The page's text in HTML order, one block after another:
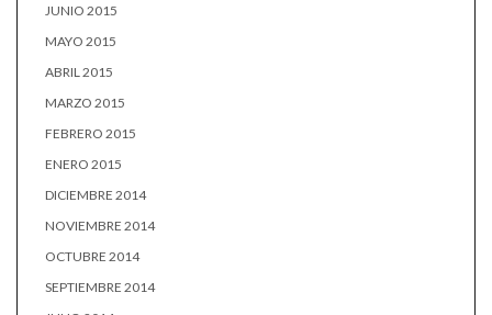
JUNIO 2015
MAYO 2015
ABRIL 2015
MARZO 2015
FEBRERO 2015
ENERO 2015
DICIEMBRE 2014
NOVIEMBRE 2014
OCTUBRE 2014
SEPTIEMBRE 2014